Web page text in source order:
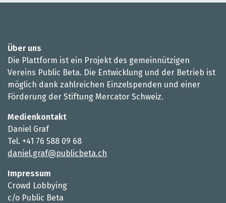
Über uns
Die Plattform ist ein Projekt des gemeinnützigen
Vereins Public Beta. Die Entwicklung und der Betrieb ist
möglich dank zahlreichen Einzelspenden und einer
Förderung der Stiftung Mercator Schweiz.
Medienkontakt
Daniel Graf
Tel. +41 76 588 09 68
daniel.graf@publicbeta.ch
Impressum
Crowd Lobbying
c/o Public Beta